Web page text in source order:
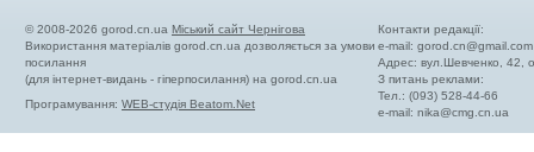
© 2008-2026 gorod.cn.ua Міський сайт Чернігова
Використання матеріалів gorod.cn.ua дозволяється за умови
посилання
(для інтернет-видань - гіперпосилання) на gorod.cn.ua
Програмування: WEB-студія Beatom.Net
Контакти редакції:
e-mail:gorod.cn@gmail.com
Адрес: вул.Шевченко, 42,
З питань реклами:
Тел.: (093) 528-44-66
e-mail:nika@cmg.cn.ua